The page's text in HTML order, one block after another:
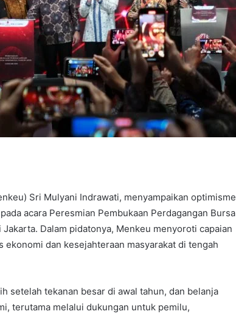
Sri Mulyani Indrawati, menyampaikan optimisme
acara Peresmian Pembukaan Perdagangan Bursa
Dalam pidatonya, Menkeu menyoroti capaian
dan kesejahteraan masyarakat di tengah
setelah tekanan besar di awal tahun, dan belanja
terutama melalui dukungan untuk pemilu,